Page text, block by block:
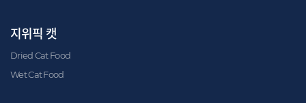
지위픽 캣
Dried Cat Food
Wet Cat Food